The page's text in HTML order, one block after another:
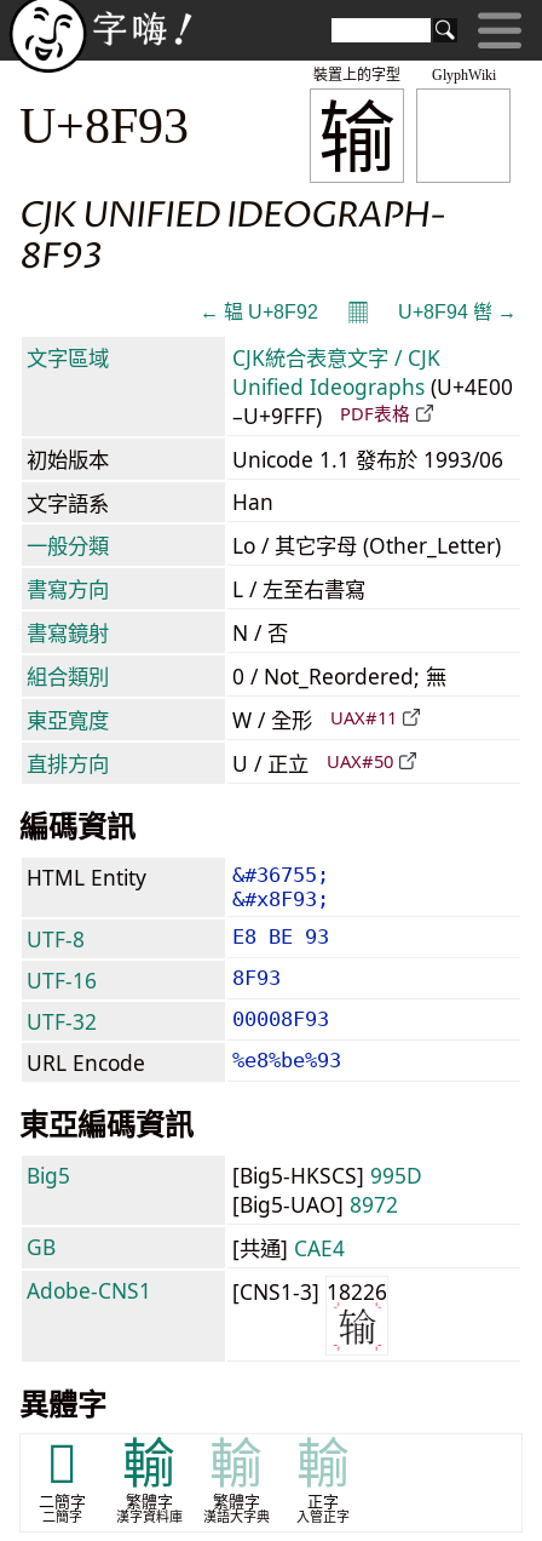
GlyphWiki
输
裝置上的字型
U+8F93
CJK UNIFIED IDEOGRAPH-
8F93
← 辒 U+8F92 𝄜 U+8F94 辔 →
文字區域
CJK統合表意文字 / CJK
Unified Ideographs (U+4E00
–U+9FFF)
PDF表格
初始版本
Unicode 1.1 發布於 1993/06
文字語系
Han
一般分類
Lo / 其它字母 (Other_Letter)
書寫方向
L / 左至右書寫
書寫鏡射
N / 否
組合類別
0 / Not_Reordered; 無
東亞寬度
W / 全形 UAX#11
直排方向 U / 正立 UAX#50
編碼資訊
HTML Entity
&#36755;
&#x8F93;
UTF-8 E8 BE 93
UTF-16 8F93
UTF-32 00008F93
URL Encode %e8%be%93
東亞編碼資訊
Big5 [Big5-HKSCS] 995D
[Big5-UAO] 8972
GB
[共通] CAE4
Adobe-CNS1
[CNS1-3] 18226
異體字
𰹰
二簡字
二簡字
輸
繁體字
漢字資料庫
輸
繁體字
漢語大字典
輸
正字
入管正字